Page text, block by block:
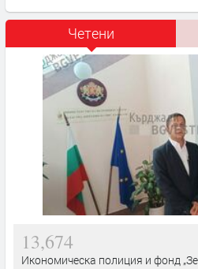
Четени
13,674
Икономическа полиция и фонд